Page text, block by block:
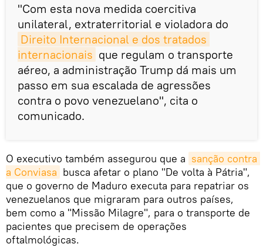
"Com esta nova medida coercitiva
unilateral, extraterritorial e violadora do
Direito Internacional e dos tratados
internacionais que regulam o transporte
aéreo, a administração Trump dá mais um
passo em sua escalada de agressões
contra o povo venezuelano", cita o
comunicado.
O executivo também assegurou que a sanção contra
a Conviasa busca afetar o plano "De volta à Pátria",
que o governo de Maduro executa para repatriar os
venezuelanos que migraram para outros países,
bem como a "Missão Milagre", para o transporte de
pacientes que precisem de operações
oftalmológicas.